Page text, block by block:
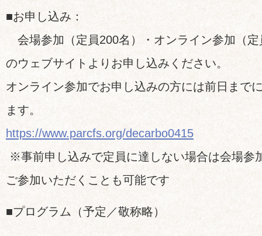
■お申し込み：
会場参加（定員200名）・オンライン参加（
のウェブサイトよりお申し込みください。
オンライン参加でお申し込みの方には前日まで
ます。
https://www.parcfs.org/decarbo0415
※事前申し込みで定員に達しない場合は会場参
ご参加いただくことも可能です
■プログラム（予定／敬称略）